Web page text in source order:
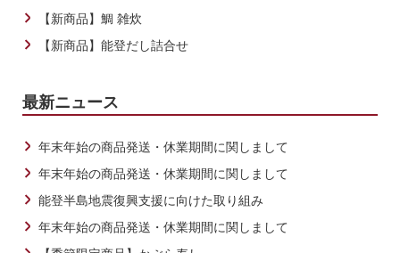
【新商品】鯛 雑炊
【新商品】能登だし詰合せ
最新ニュース
年末年始の商品発送・休業期間に関しまして
年末年始の商品発送・休業期間に関しまして
能登半島地震復興支援に向けた取り組み
年末年始の商品発送・休業期間に関しまして